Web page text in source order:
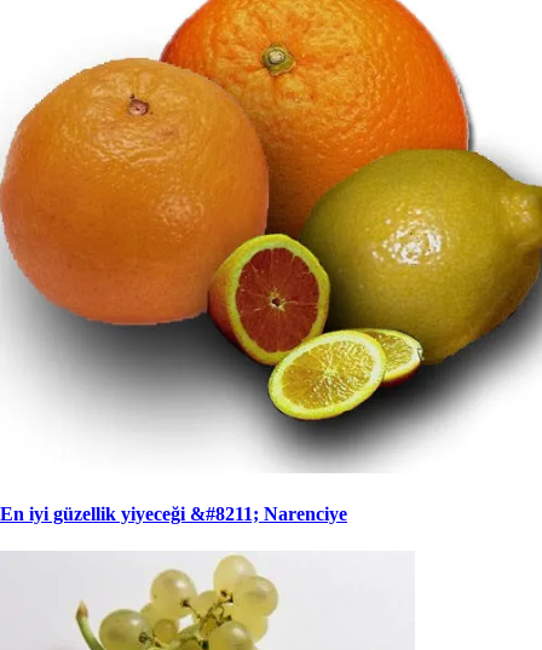
En iyi güzellik yiyeceği &#8211; Narenciye